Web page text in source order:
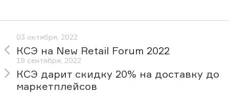
03 октября, 2022
КСЭ на New Retail Forum 2022
19 сентября, 2022
КСЭ дарит скидку 20% на доставку до
маркетплейсов